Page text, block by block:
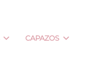
CAPAZOS